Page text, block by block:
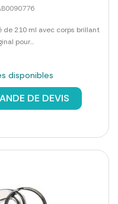
de 210 ml avec corps brillant
pour...
disponibles
DE DEVIS